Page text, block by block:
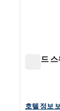
홈우드
홈우드 스
호텔 정보